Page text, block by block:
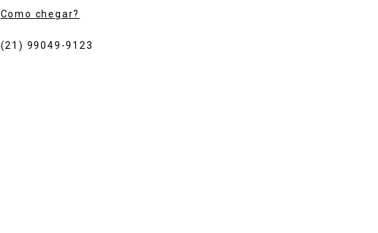
Como chegar?
(21) 99049-9123